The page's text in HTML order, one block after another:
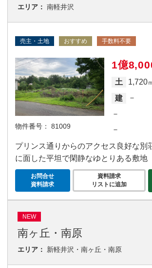
エリア： 南軽井沢
売主・土地 おすすめ 手数料不要
物件番号： 81009
1億
土
1,720
建
－
－
－
プリンス通りからのアクセス良好な
に面した平坦で閑静なゆとりある敷地
お問合せ
資料請求
資料請求
リストに追加
南ヶ丘・南原
NEW
エリア： 新軽井沢・南ヶ丘・南原